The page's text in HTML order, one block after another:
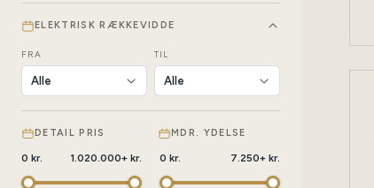
ELEKTRISK RÆKKEVIDDE
FRA TIL
DETAIL PRIS MDR. YDELSE
0 kr. 1.020.000+ kr. 0 kr. 7.250+ kr.